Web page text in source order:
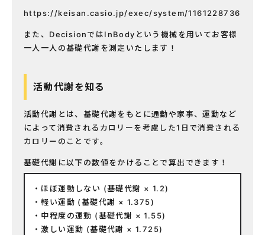
https://keisan.casio.jp/exec/system/1161228736
また、DecisionではInBodyという機械を用いてお客様
一人一人の基礎代謝を測定いたします！
活動代謝を知る
活動代謝とは、基礎代謝をもとに通勤や家事、運動など
によって消費されるカロリーを考慮した1日で消費される
カロリーのことです。
基礎代謝に以下の数値をかけることで算出できます！
ほぼ運動しない (基礎代謝 × 1.2)
軽い運動 (基礎代謝 × 1.375)
中程度の運動 (基礎代謝 × 1.55)
激しい運動 (基礎代謝 × 1.725)